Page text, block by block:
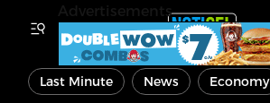
Last Minute News Economy
Advertisements